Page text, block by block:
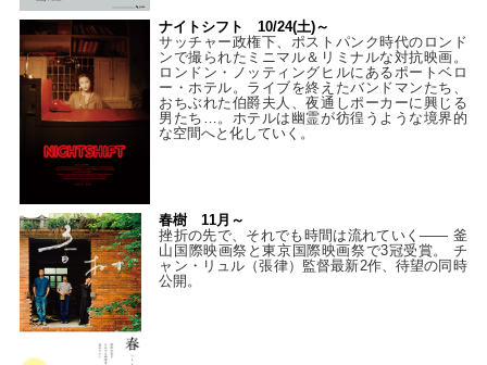
ナイトシフト 10/24(土)～
サッチャー政権下、ポストパンク時代のロンド
ンで撮られたミニマル＆リミナルな対抗映画。
ロンドン・ノッティングヒルにあるポートベロ
ー・ホテル。ライブを終えたバンドマンたち、
おちぶれた伯爵夫人、夜通しポーカーに興じる
男たち…。ホテルは幽霊が彷徨うような境界的
な空間へと化していく。
春樹 11月～
挫折の先で、それでも時間は流れていく—— 釜
山国際映画祭と東京国際映画祭で3冠受賞。 チ
ャン・リュル（張律）監督最新2作、待望の同時
公開。